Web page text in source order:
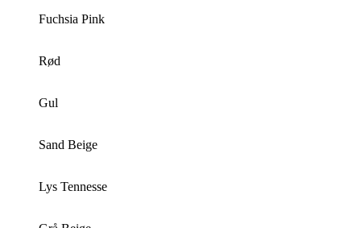
Fuchsia Pink
Rød
Gul
Sand Beige
Lys Tennesse